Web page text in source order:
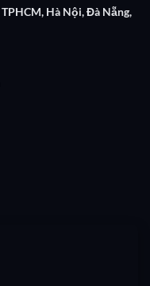
TPHCM, Hà Nội, Đà Nẵng,